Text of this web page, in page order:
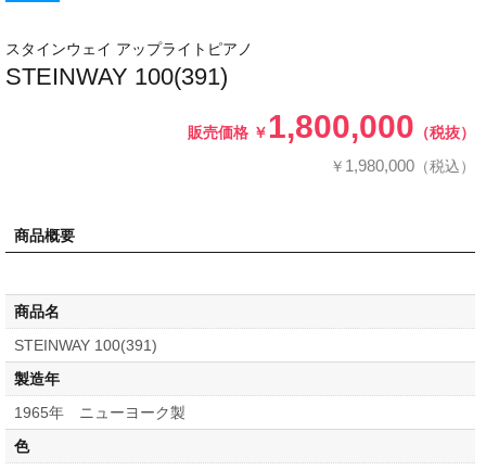
スタインウェイ アップライトピアノ
STEINWAY 100(391)
販売価格 ￥ 1,800,000 （税抜）
￥ 1,980,000 （税込）
商品概要
商品名
STEINWAY 100(391)
製造年
1965年 ニューヨーク製
色